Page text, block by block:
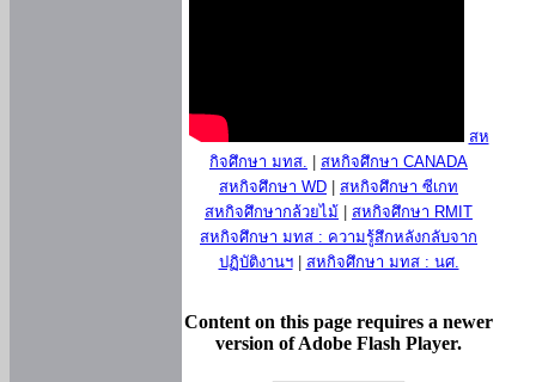
สห
กิจศึกษา มทส.
สหกิจศึกษา CANADA
สหกิจศึกษา WD
สหกิจศึกษา ซีเกท
สหกิจศึกษากล้วยไม้
สหกิจศึกษา RMIT
สหกิจศึกษา มทส : ความรู้สึกหลังกลับจาก
ปฏิบัติงานฯ| สหกิจศึกษา มทส : นศ.
Content on this page requires a newer
version of Adobe Flash Player.